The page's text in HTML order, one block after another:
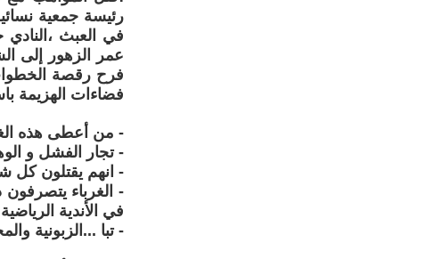
رئيسة جمعية
في العبث ،النادي
عمر الزهور إلى
فرح رقصة
فضاءات الهزيمة
- من أعطى هذه
- تجار الفشل و
- انهم يقتلون كل
- الغرباء يتصرفون
في الأندية
- تبا ...الزبونية